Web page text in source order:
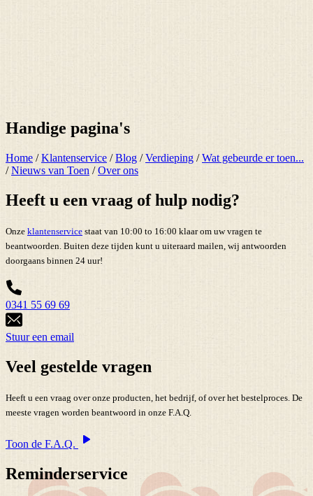
Handige pagina's
Home /Klantenservice /Blog /Verdieping /Wat gebeurde er toen...
/Nieuws van Toen /Over ons
Heeft u een vraag of hulp nodig?
Onze klantenservice staat van 10:00 to 16:00 klaar om uw vragen te
beantwoorden. Buiten deze tijden kunt u uiteraard mailen, wij antwoorden
doorgaans binnen 24 uur!
0341 55 69 69
Stuur een email
Veel gestelde vragen
Heeft u een vraag over onze producten, het bedrijf, of over het bestelproces. De
meeste vragen worden beantwoord in onze F.A.Q.
Toon de F.A.Q.
Reminderservice